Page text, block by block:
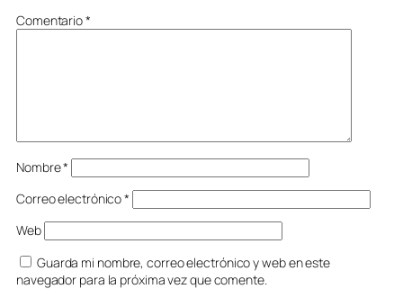
Comentario*
Nombre*
Correo electrónico*
Web
Guarda mi nombre, correo electrónico y web en este
navegador para la próxima vez que comente.